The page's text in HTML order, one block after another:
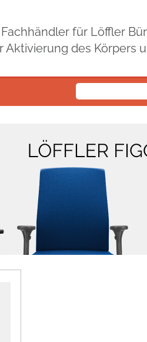
für Löffler
Aktivierung des Körpers